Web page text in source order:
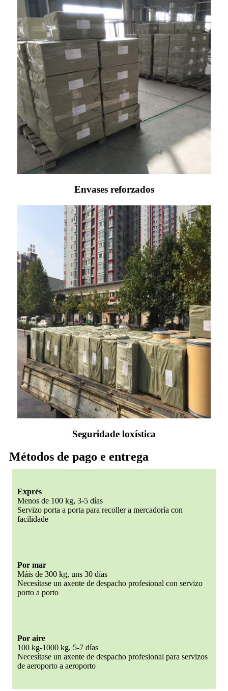
Envases reforzados
Seguridade loxística
Métodos de pago e entrega
Exprés
Menos de 100 kg, 3-5 días
Servizo porta a porta para recoller a mercadoría con
facilidade
Por mar
Máis de 300 kg, uns 30 días
Necesítase un axente de despacho profesional con servizo
porto a porto
Por aire
100 kg-1000 kg, 5-7 días
Necesítase un axente de despacho profesional para servizos
de aeroporto a aeroporto